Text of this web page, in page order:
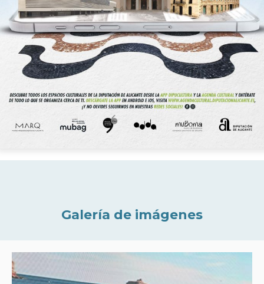
Galería de imágenes